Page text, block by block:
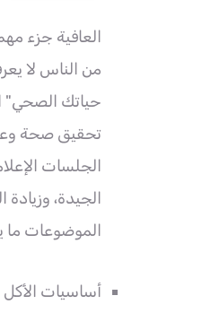
العافية جزء
من الناس لا
حياتك الصحي"
تحقيق صحة
الجلسات
الجيدة،
الموضوعات ما
أساسيات